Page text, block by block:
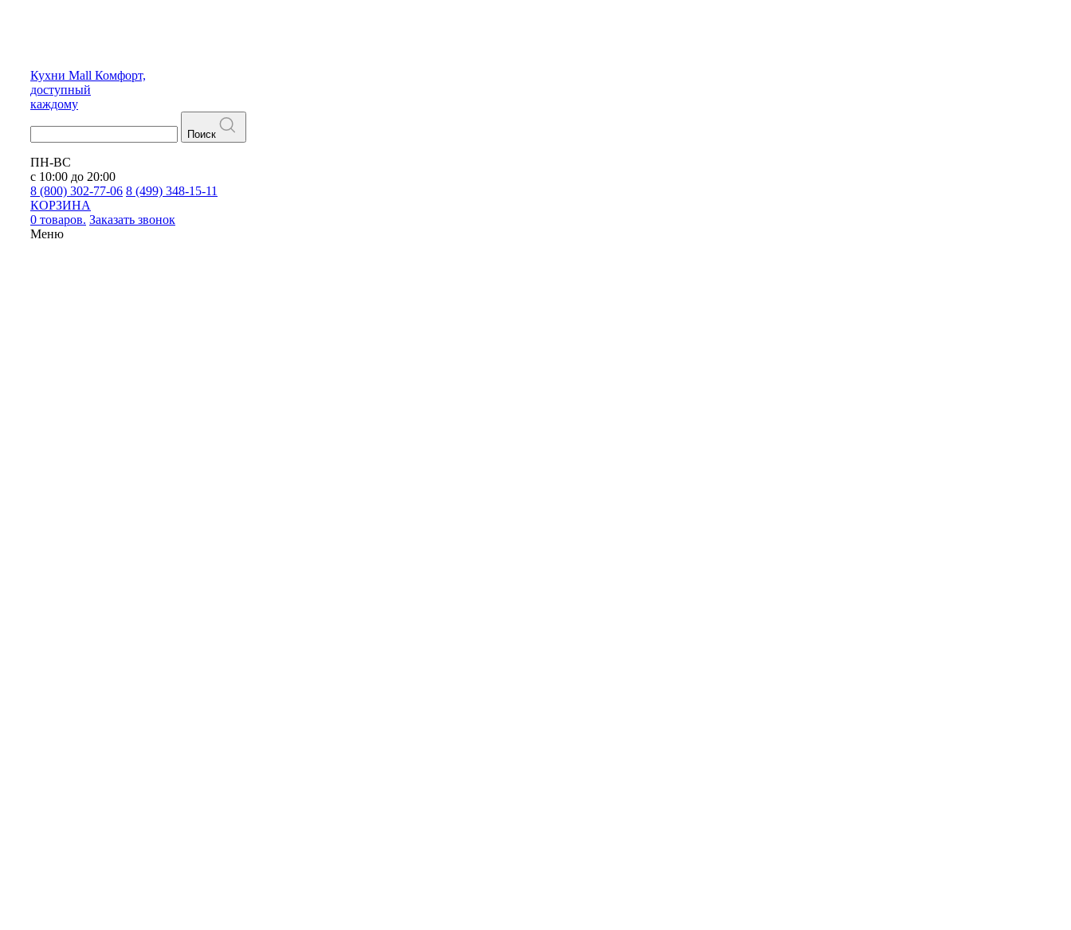
Кухни Mall Комфорт,
доступный
каждому
Поиск
ПН-ВС
с 10:00 до 20:00
8 (800) 302-77-06 8 (499) 348-15-11
КОРЗИНА
0 товаров. Заказать звонок
Меню